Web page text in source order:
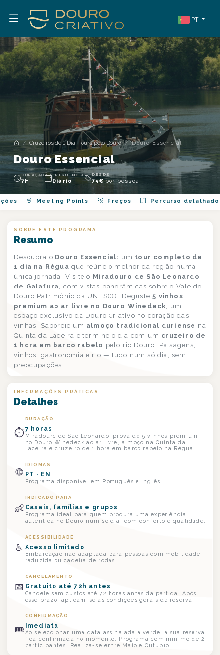
PT
Cruzeiros de 1 Dia, Tours pelo Douro Douro Essencial
Douro Essencial
DURAÇÃO
7H
FREQUÊNCIA
Diário
DESDE
75€por pessoa
Meeting Points Preços Percurso detalhado
SOBRE ESTE PROGRAMA
Resumo
Descubra o Douro Essencial: um tour completo de
1 dia na Régua que reúne o melhor da região numa
única jornada. Visite o Miradouro de São Leonardo
de Galafura , com vistas panorâmicas sobre o Vale do
Douro Património da UNESCO. Deguste5 vinhos
premium ao ar livre no Douro Winedeck
, um
espaço exclusivo da Douro Criativo no coração das
vinhas. Saboreie um almoço tradicional duriense na
Quinta da Laceira e termine o dia com um cruzeiro de
1 hora em barco rabelo pelo rio Douro. Paisagens,
vinhos, gastronomia e rio — tudo num só dia, sem
preocupações.
INFORMAÇÕES PRÁTICAS
Detalhes
⏱
DURAÇÃO
7 horas
Miradouro de São Leonardo, prova de 5 vinhos premium
no Douro Winedeck ao ar livre, almoço na Quinta da
Laceira e cruzeiro de 1 hora em barco rabelo na Régua.
🌐
IDIOMAS
PT · EN
Programa disponível em Português e Inglês.
👶
INDICADO PARA
Casais, famílias e grupos
Programa ideal para quem procura uma experiência
autêntica no Douro num só dia, com conforto e qualidade.
♿
ACESSIBILIDADE
Acesso limitado
Embarcação não adaptada para pessoas com mobilidade
reduzida ou cadeira de rodas.
📅
CANCELAMENTO
Gratuito até 72h antes
Cancele sem custos até 72 horas antes da partida. Após
esse prazo, aplicam-se as condições gerais de reserva.
🎟
CONFIRMAÇÃO
Imediata
Ao seleccionar uma data assinalada a verde, a sua reserva
fica confirmada no momento. Programa com mínimo de 2
participantes. Realiza-se entre Maio e Outubro.